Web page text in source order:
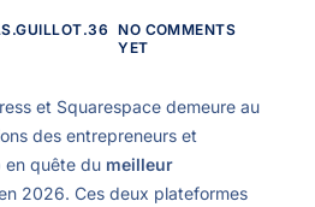
NO COMMENTS
YET
et Squarespace demeure au
des entrepreneurs et
en quête du meilleur
2026. Ces deux plateformes